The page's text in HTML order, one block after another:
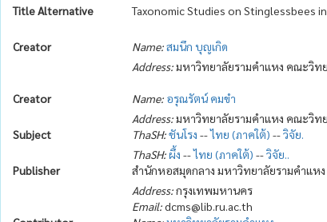
Title Alternative
Taxonomic Studies on Stinglessbees
Creator Name:สมนึก บุญเกิด
Address:มหาวิทยาลัยรามคำแหง คณะวิท
Creator Name: อรุณรัตน์ คมขำ
Address:มหาวิทยาลัยรามคำแหง คณะวิท
Subject
ThaSH:ชันโรง --ไทย (ภาคใต้) --วิจัย.
ThaSH:ผึ้ง --ไทย (ภาคใต้) --วิจัย..
Publisher
สำนักหอสมุดกลาง มหาวิทยาลัยรามคำแหง
Address:กรุงเทพมหานคร
Email:dcms@lib.ru.ac.th